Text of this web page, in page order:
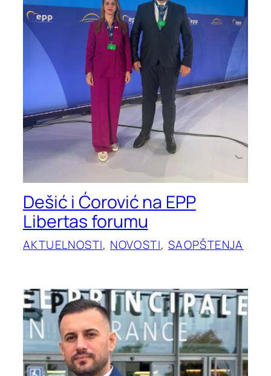
Dešić i Ćorović na EPP
Libertas forumu
AKTUELNOSTI, NOVOSTI, SAOPŠTENJA